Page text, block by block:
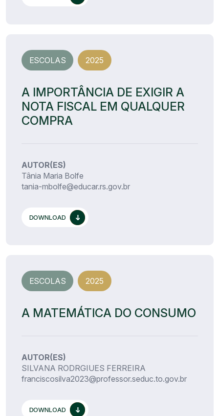
ESCOLAS 2025
A IMPORTÂNCIA DE EXIGIR A
NOTA FISCAL EM QUALQUER
COMPRA
AUTOR(ES)
Tânia Maria Bolfe
tania-mbolfe@educar.rs.gov.br
DOWNLOAD
ESCOLAS 2025
A MATEMÁTICA DO CONSUMO
AUTOR(ES)
SILVANA RODRGIUES FERREIRA
franciscosilva2023@professor.seduc.to.gov.br
DOWNLOAD